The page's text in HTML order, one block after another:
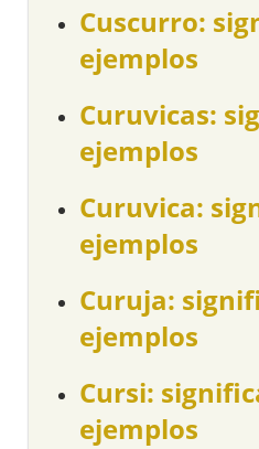
Cuscurro:
ejemplos
Curuvicas:
ejemplos
Curuvica:
ejemplos
Curuja:
ejemplos
Cursi:
ejemplos